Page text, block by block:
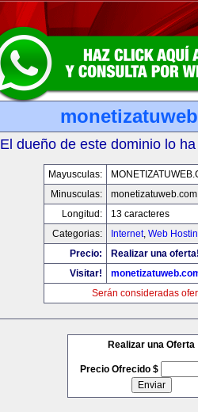
El dueño de este dominio lo
Mayusculas:
Minusculas:
monetizatuweb.com
Longitud:
13 caracteres
Categorias:
Internet, Web
Precio:
Realizar una
Visitar!
Serán consideradas
Realizar una Oferta
Precio Ofrecido $